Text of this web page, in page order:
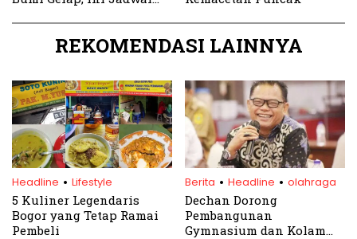
Menyaksikan
REKOMENDASI LAINNYA
Headline . Lifestyle
5 Kuliner Legendaris
Bogor yang Tetap Ramai
Pembeli
Berita . Headline . olahraga
Dechan Dorong
Pembangunan
Gymnasium dan Kolam